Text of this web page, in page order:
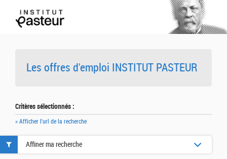
Les offres d'emploi INSTITUT PASTEUR
Critères sélectionnés :
» Afficher l'url de la recherche
Affiner ma recherche